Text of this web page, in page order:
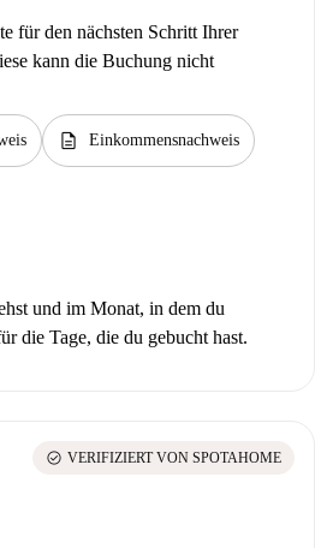
für den nächsten Schritt Ihrer
kann die Buchung nicht
description Einkommensnachweis
und im Monat, in dem du
die Tage, die du gebucht hast.
check_circle VERIFIZIERT VON SPOTAHOME